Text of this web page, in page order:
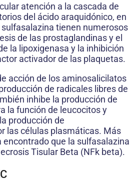
atención a la cascada de
del ácido araquidónico, en
sulfasalazina tienen numerosos
de las prostaglandinas y el
la lipoxigenasa y la inhibición
activador de las plaquetas.
acción de los aminosalicilatos
de radicales libres de
inhibe la producción de
la función de leucocitos y
producción de
las células plasmáticas. Más
que la sulfasalazina
Tisular Beta (NFk beta).